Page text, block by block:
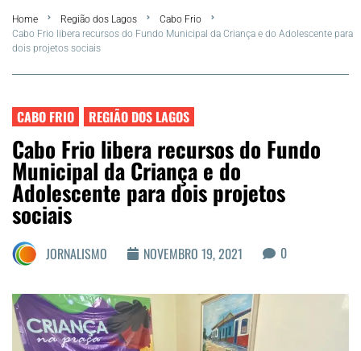
Summer
Araruama
Região dos Lagos
Agenda Cultural
Colunistas
Matérias Exclusivas
Home Região dos Lagos
Cabo Frio
Cabo Frio libera recursos do Fundo Municipal da Criança e do Adolescente para
dois projetos sociais
CABO FRIO REGIÃO DOS LAGOS
Cabo Frio libera recursos do Fundo
Municipal da Criança e do
Adolescente para dois projetos
sociais
JORNALISMO NOVEMBRO 19, 2021 0